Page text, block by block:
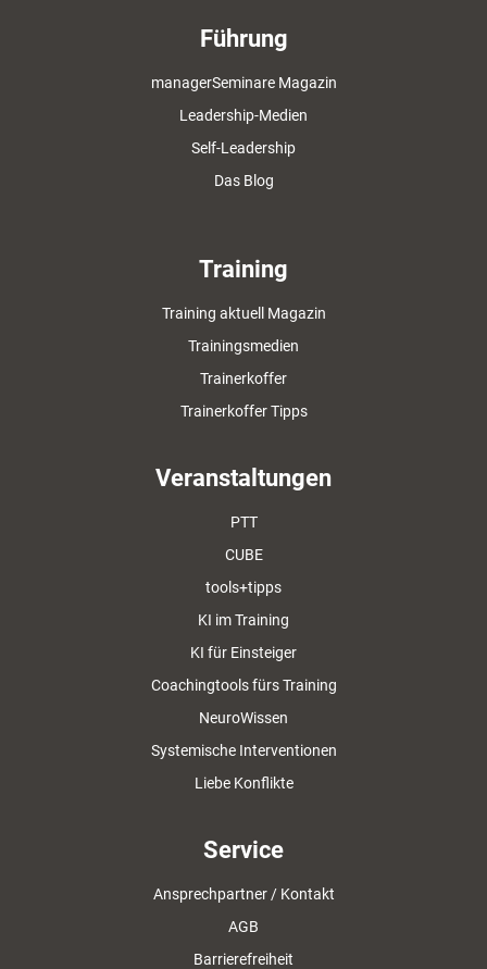
Führung
managerSeminare Magazin
Leadership-Medien
Self-Leadership
Das Blog
Training
Training aktuell Magazin
Trainingsmedien
Trainerkoffer
Trainerkoffer Tipps
Veranstaltungen
PTT
CUBE
tools+tipps
KI im Training
KI für Einsteiger
Coachingtools fürs Training
NeuroWissen
Systemische Interventionen
Liebe Konflikte
Service
Ansprechpartner / Kontakt
AGB
Barrierefreiheit